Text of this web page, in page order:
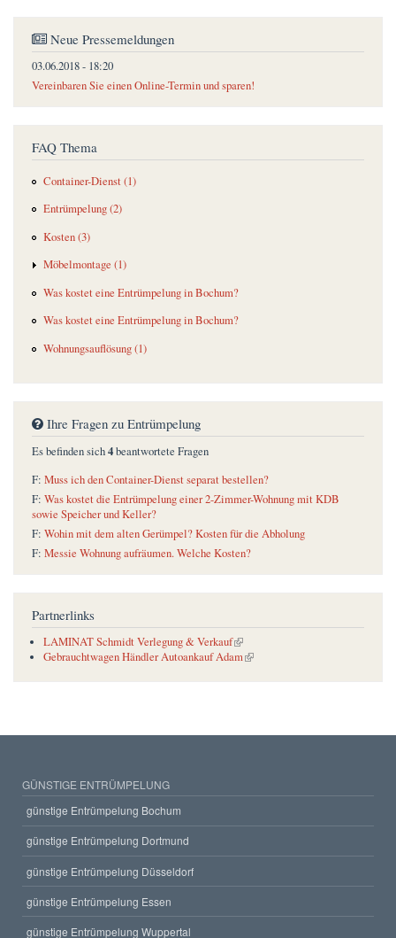
Neue Pressemeldungen
03.06.2018 - 18:20
Vereinbaren Sie einen Online-Termin und sparen!
FAQ Thema
Container-Dienst (1)
Entrümpelung (2)
Kosten (3)
Möbelmontage (1)
Was kostet eine Entrümpelung in Bochum?
Was kostet eine Entrümpelung in Bochum?
Wohnungsauflösung (1)
Ihre Fragen zu Entrümpelung
Es befinden sich4beantwortete Fragen
F: Muss ich den Container-Dienst separat bestellen?
F: Was kostet die Entrümpelung einer 2-Zimmer-Wohnung mit KDB
sowie Speicher und Keller?
F: Wohin mit dem alten Gerümpel? Kosten für die Abholung
F: Messie Wohnung aufräumen. Welche Kosten?
Partnerlinks
LAMINAT Schmidt Verlegung & Verkauf
(link is external)
Gebrauchtwagen Händler Autoankauf Adam
(link is external)
GÜNSTIGE ENTRÜMPELUNG
günstige Entrümpelung Bochum
günstige Entrümpelung Dortmund
günstige Entrümpelung Düsseldorf
günstige Entrümpelung Essen
günstige Entrümpelung Wuppertal